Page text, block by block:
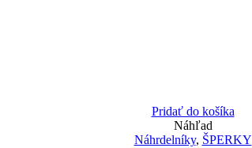
Pridať do košíka
Náhľad
Náhrdelníky, ŠPERKY